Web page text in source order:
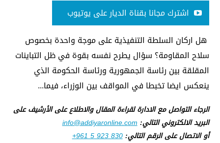
اشترك مجانا بقناة الديار على يوتيوب
هل اركان السلطة التنفيذية على موجة واحدة بخصوص
سلاح المقاومة؟ سؤال يطرح نفسه بقوة في ظل التباينات
المقلقة بين رئاسة الجمهورية ورئاسة الحكومة الذي
ينعكس ايضا تخبطا في المواقف بين الوزراء، فيما...
الرجاء التواصل مع الادارة لقراءة المقال والاطلاع على الأرشيف على
البريد الالكتروني التالي:info@addiyaronline.com
أو الاتصال على الرقم التالي:+961 5 923 830